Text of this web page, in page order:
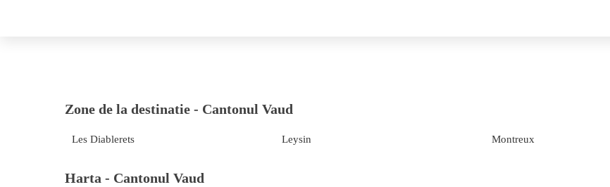
Zone de la destinatie - Cantonul Vaud
Les Diablerets Leysin Montreux
Harta - Cantonul Vaud